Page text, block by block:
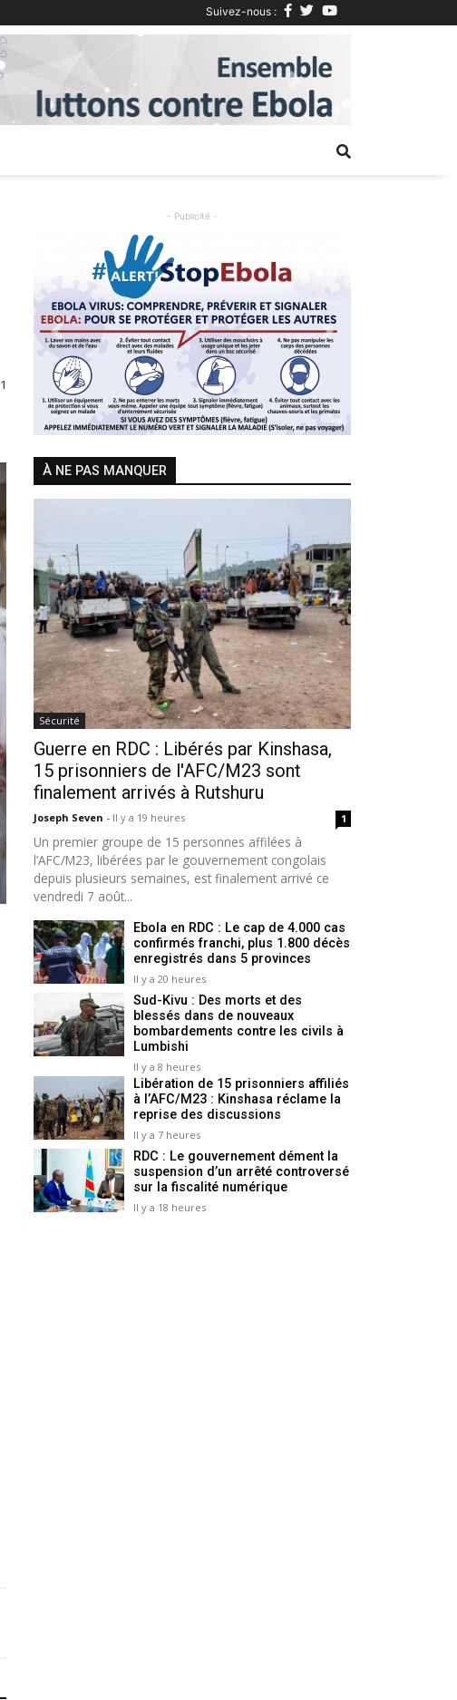
Suivez-nous :
Next
1
- Publicité -
Previous Next
À NE PAS MANQUER
Sécurité
Guerre en RDC : Libérés par Kinshasa,
15 prisonniers de l'AFC/M23 sont
finalement arrivés à Rutshuru
Joseph Seven - Il y a 19 heures 1
Un premier groupe de 15 personnes affilées à
l’AFC/M23, libérées par le gouvernement congolais
depuis plusieurs semaines, est finalement arrivé ce
vendredi 7 août...
Ebola en RDC : Le cap de 4.000 cas
confirmés franchi, plus 1.800 décès
enregistrés dans 5 provinces
Il y a 20 heures
Sud-Kivu : Des morts et des
blessés dans de nouveaux
bombardements contre les civils à
Lumbishi
Il y a 8 heures
Libération de 15 prisonniers affiliés
à l’AFC/M23 : Kinshasa réclame la
reprise des discussions
Il y a 7 heures
RDC : Le gouvernement dément la
suspension d’un arrêté controversé
sur la fiscalité numérique
Il y a 18 heures